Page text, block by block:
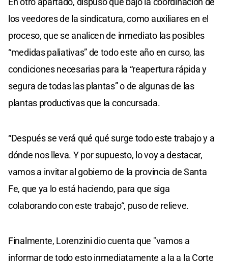
los veedores de la sindicatura, como auxiliares en el
proceso, que se analicen de inmediato las posibles
“medidas paliativas” de todo este año en curso, las
condiciones necesarias para la “reapertura rápida y
segura de todas las plantas” o de algunas de las
plantas productivas que la concursada.
“Después se verá qué qué surge todo este trabajo y a
dónde nos lleva. Y por supuesto, lo voy a destacar,
vamos a invitar al gobierno de la provincia de Santa
Fe, que ya lo está haciendo, para que siga
colaborando con este trabajo“, puso de relieve.
Finalmente, Lorenzini dio cuenta que "vamos a
informar de todo esto inmediatamente a la a la Corte